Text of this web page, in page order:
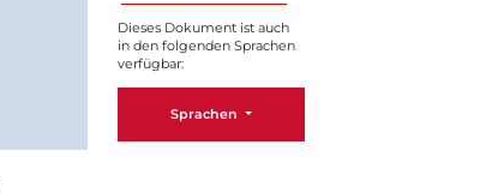
Dieses Dokument ist auch
in den folgenden Sprachen
verfügbar:
Sprachen